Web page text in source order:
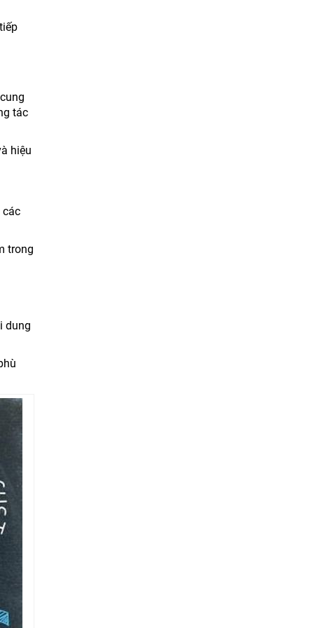
tác
hiệu
các
trong
dung